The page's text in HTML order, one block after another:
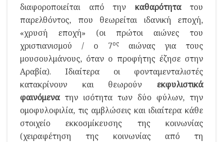
διαφοροποιείται από την καθαρότητατου
παρελθόντος, που θεωρείται ιδανική εποχή,
«χρυσή εποχή» (οι πρώτοι αιώνες του
χριστιανισμού / ο 7οςαιώνας για τους
μουσουλμάνους, όταν ο προφήτης έζησε στην
Αραβία). Ιδιαίτερα οι φονταμενταλιστές
κατακρίνουν και θεωρούν εκφυλιστικά
φαινόμενατην ισότητα των δύο φύλων, την
ομοφυλοφιλία, τις αμβλώσεις και ιδιαίτερα κάθε
στοιχείο εκκοσμίκευσης της κοινωνίας
(χειραφέτηση της κοινωνίας από τη